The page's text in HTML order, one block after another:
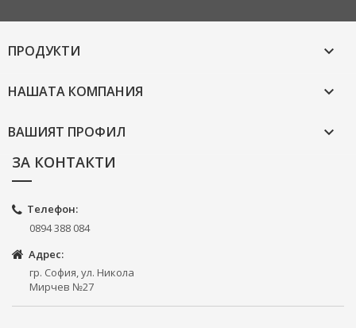
ПРОДУКТИ 
НАШАТА КОМПАНИЯ 
ВАШИЯТ ПРОФИЛ

ЗА КОНТАКТИ
Телефон:
0894 388 084
Адрес:
гр. София, ул. Никола
Мирчев №27